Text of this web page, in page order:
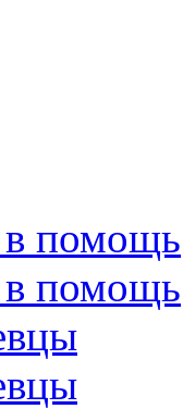
помощь
помощь